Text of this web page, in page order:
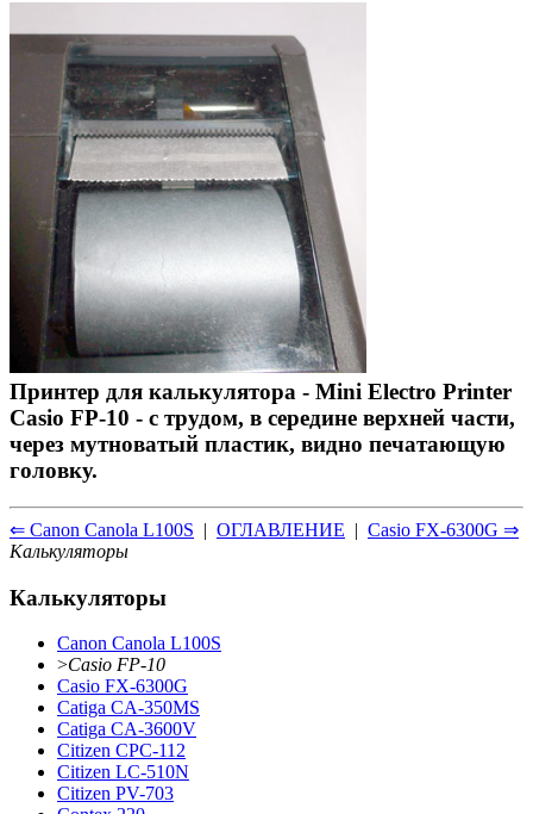
Принтер для калькулятора - Mini Electro Printer
Casio FP-10 - с трудом, в середине верхней части,
через мутноватый пластик, видно печатающую
головку.
⇐ Canon Canola L100S | ОГЛАВЛЕНИЕ | Casio FX-6300G ⇒
Калькуляторы
Калькуляторы
Canon Canola L100S
>Casio FP-10
Casio FX-6300G
Catiga CA-350MS
Catiga CA-3600V
Citizen CPC-112
Citizen LC-510N
Citizen PV-703